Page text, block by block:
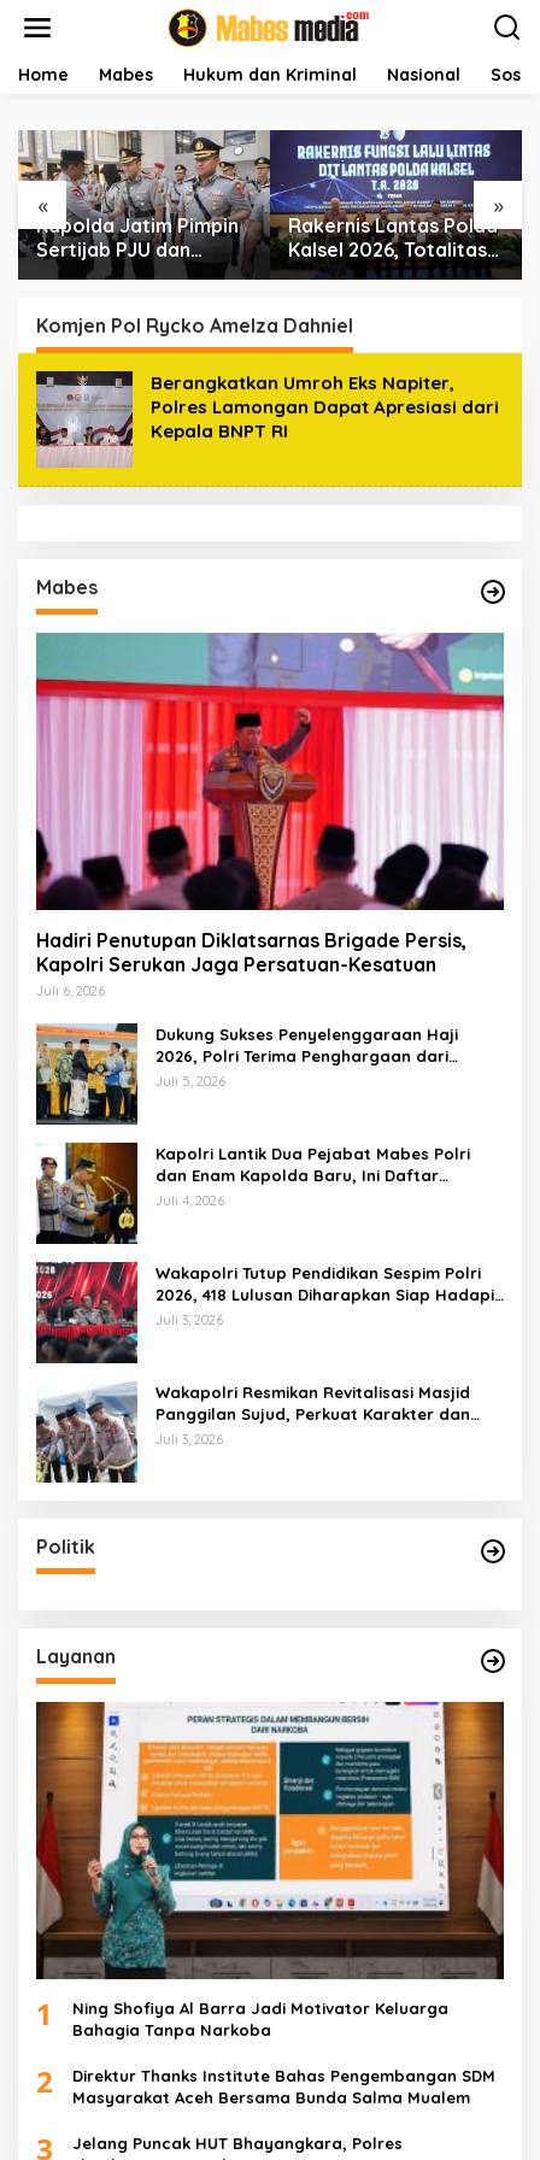
Home Mabes Hukum dan Kriminal Nasional
« »
Kapolda Jatim Pimpin
Sertijab PJU dan
Kapolres, Perkuat
Kepemimpinan dan
Pelayanan Presisi
Rakernis Lantas Polda
Kalsel 2026, Totalitas
Internalisasi Polantas
Komjen Pol Rycko Amelza Dahniel
Berangkatkan Umroh Eks Napiter,
Polres Lamongan Dapat Apresiasi dari
Kepala BNPT RI
Mabes
Hadiri Penutupan Diklatsarnas Brigade Persis,
Kapolri Serukan Jaga Persatuan-Kesatuan
Juli 6, 2026
Dukung Sukses Penyelenggaraan Haji
2026, Polri Terima Penghargaan dari
Kemenhaj dan Umrah
Juli 5, 2026
Kapolri Lantik Dua Pejabat Mabes Polri
dan Enam Kapolda Baru, Ini Daftar
Lengkapnya
Juli 4, 2026
Wakapolri Tutup Pendidikan Sespim Polri
2026, 418 Lulusan Diharapkan Siap Hadapi
Tantangan Era Digital
Juli 3, 2026
Wakapolri Resmikan Revitalisasi Masjid
Panggilan Sujud, Perkuat Karakter dan
Kepemimpinan Polri
Juli 3, 2026
Politik
Layanan
1
Ning Shofiya Al Barra Jadi Motivator Keluarga
Bahagia Tanpa Narkoba
2
Direktur Thanks Institute Bahas Pengembangan SDM
Masyarakat Aceh Bersama Bunda Salma Mualem
3
Jelang Puncak HUT Bhayangkara, Polres